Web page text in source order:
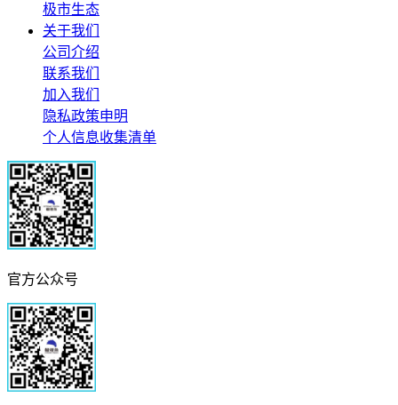
极市生态
关于我们
公司介绍
联系我们
加入我们
隐私政策申明
个人信息收集清单
官方公众号